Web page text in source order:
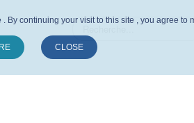
continuing your visit to this site , you agree to
CLOSE